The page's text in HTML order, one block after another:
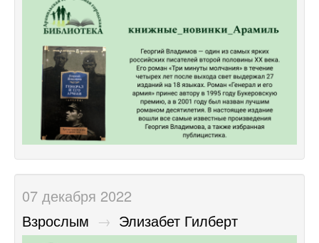
07 декабря 2022
Взрослым → Элизабет Гилберт